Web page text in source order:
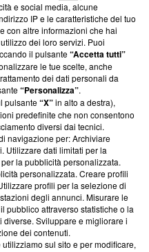
la nostra aderenza a
Blasting News non è
ha richiesto di farne
effettuato una verifica di
Via Carlo Frasca, 3 - 6900
e social media, alcune
IP e le caratteristiche del tuo
con altre informazioni che hai
dei loro servizi. Puoi
il pulsante“Accetta tutti”
le tue scelte, anche
dei dati personali da
“Personalizza”.
pulsante“X”in alto a destra),
predefinite che non consentono
diversi dai tecnici.
navigazione per: Archiviare
Utilizzare dati limitati per la
la pubblicità personalizzata.
personalizzata. Creare profili
profili per la selezione di
degli annunci. Misurare le
pubblico attraverso statistiche o la
Sviluppare e migliorare i
dei contenuti.
sul sito e per modificare,